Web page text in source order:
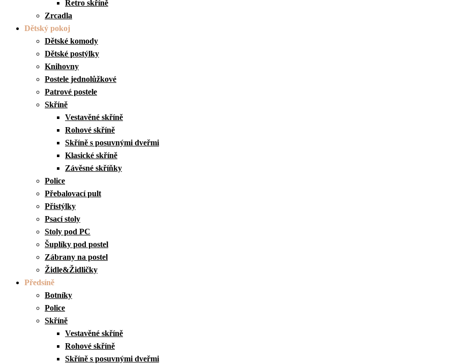
Retro skříně
Zrcadla
Dětský pokoj
Dětské komody
Dětské postýlky
Knihovny
Postele jednolůžkové
Patrové postele
Skříně
Vestavěné skříně
Rohové skříně
Skříně s posuvnými dveřmi
Klasické skříně
Závěsné skříňky
Police
Přebalovací pult
Přistýlky
Psací stoly
Stoly pod PC
Šuplíky pod postel
Zábrany na postel
Židle&Židličky
Předsíně
Botníky
Police
Skříně
Vestavěné skříně
Rohové skříně
Skříně s posuvnými dveřmi